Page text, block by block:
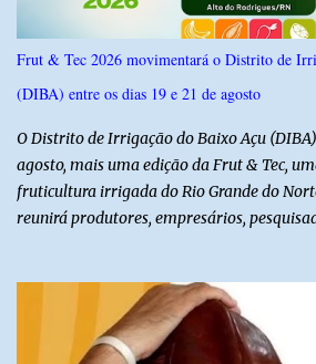
Frut & Tec 2026 movimentará o Distrito de
(DIBA) entre os dias 19 e 21 de agosto
O Distrito de Irrigação do Baixo Açu (DIBA)
agosto, mais uma edição da Frut & Tec,
fruticultura irrigada do Rio Grande do
reunirá produtores, empresários,
instituições e tecnologias voltadas ao
técnicas, a feira contará com programação
agosto, o público poderá prestigiar o show